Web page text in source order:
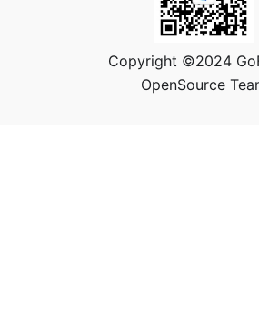
Copyright ©2024
OpenSource